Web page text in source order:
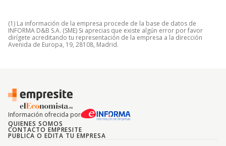
(1) La información de la empresa procede de la base de datos de
INFORMA D&B S.A. (SME) Si aprecias que existe algún error por favor
dirígete acreditando tu representación de la empresa a la dirección
Avenida de Europa, 19, 28108, Madrid.
Información ofrecida por
QUIENES SOMOS
CONTACTO EMPRESITE
PUBLICA O EDITA TU EMPRESA